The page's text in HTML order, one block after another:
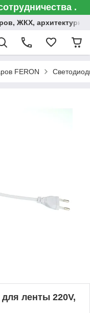
.
ЖКХ,
FERON
ленты 220V,